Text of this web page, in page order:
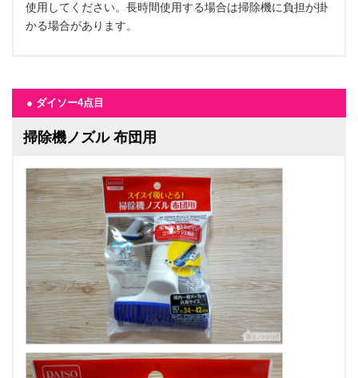
使用してください。長時間使用する場合は掃除機に負担が掛
かる場合があります。
● ダイソー4点目
掃除機ノズル 布団用